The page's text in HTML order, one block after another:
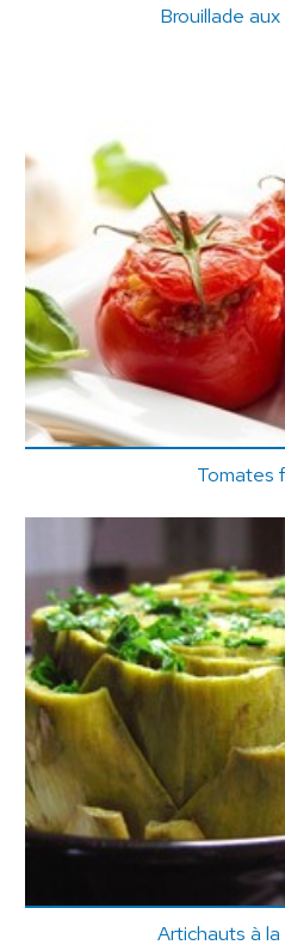
Brouillade
Tomates
Artichauts à